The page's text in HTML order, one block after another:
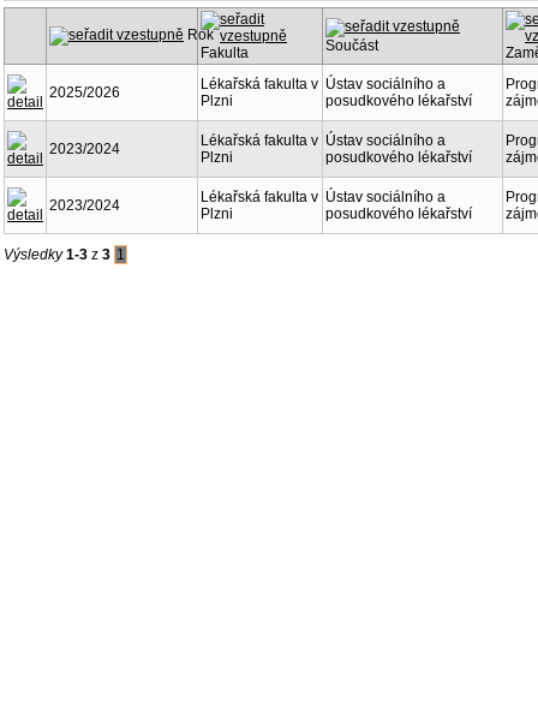
Rok
Fakulta
Součást
2025/2026
Lékařská fakulta v
Plzni
Ústav sociálního a
posudkového lékařství
2023/2024
Lékařská fakulta v
Plzni
Ústav sociálního a
posudkového lékařství
2023/2024
Lékařská fakulta v
Plzni
Ústav sociálního a
posudkového lékařství
Výsledky1-3 z 3 1